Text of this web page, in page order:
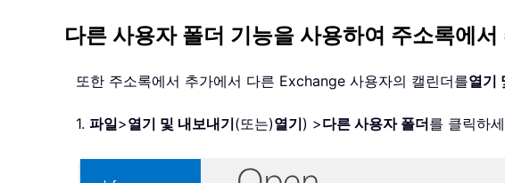
다른 사용자 폴더 기능을 사용하여 주소록에
또한 주소록에서 추가에서 다른 Exchange 사용자의 캘린더를열기
1. 파일>열기 및 내보내기(또는)열기) >다른 사용자 폴더를 클릭하